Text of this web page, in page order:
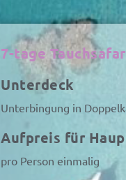
7-tage
Unterdeck
Unterbingung in
Aufpreis für
pro Person einmalig